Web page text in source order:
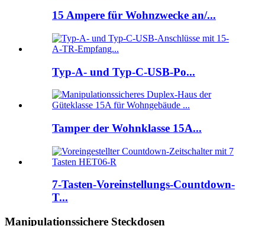
15 Ampere für Wohnzwecke an/...
Typ-A- und Typ-C-USB-Po...
Tamper der Wohnklasse 15A...
7-Tasten-Voreinstellungs-Countdown-
T...
Manipulationssichere Steckdosen